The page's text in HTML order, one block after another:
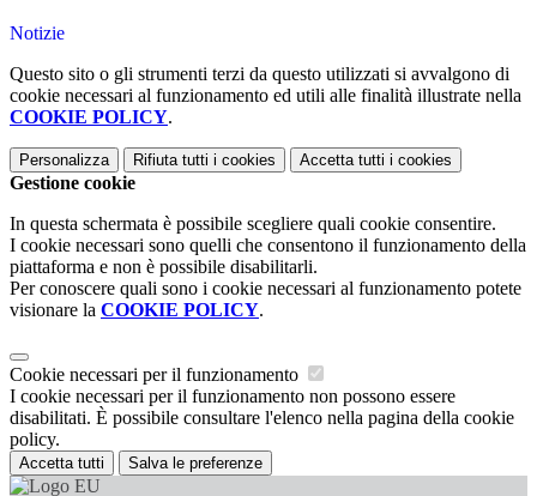
Notizie
Questo sito o gli strumenti terzi da questo utilizzati si avvalgono di
cookie necessari al funzionamento ed utili alle finalità illustrate nella
COOKIE POLICY.
Personalizza Rifiuta tutti i cookies Accetta tutti i cookies
Gestione cookie
In questa schermata è possibile scegliere quali cookie consentire.
I cookie necessari sono quelli che consentono il funzionamento della
piattaforma e non è possibile disabilitarli.
Per conoscere quali sono i cookie necessari al funzionamento potete
visionare la COOKIE POLICY.
Cookie necessari per il funzionamento
I cookie necessari per il funzionamento non possono essere
disabilitati. È possibile consultare l'elenco nella pagina della cookie
policy.
Accetta tutti Salva le preferenze